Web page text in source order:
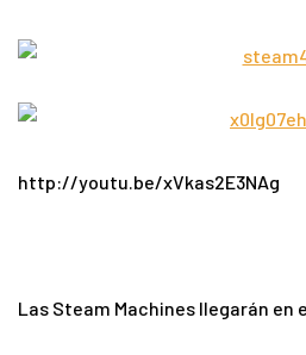
http://youtu.be/xVkas2E3NAg
Las Steam Machines llegarán en